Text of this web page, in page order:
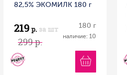
82,5% ЭКОМИЛК 180 г
219 р. за шт
299 р.
180 г
наличие: 10